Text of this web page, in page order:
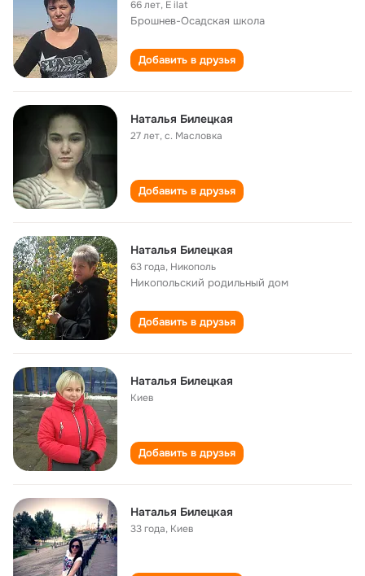
66 лет, Е ilat
Брошнев-Осадская школа
Добавить в друзья
Наталья Билецкая
27 лет,с. Масловка
Добавить в друзья
Наталья Билецкая
63 года, Никополь
Никопольский родильный дом
Добавить в друзья
Наталья Билецкая
Киев
Добавить в друзья
Наталья Билецкая
33 года, Киев